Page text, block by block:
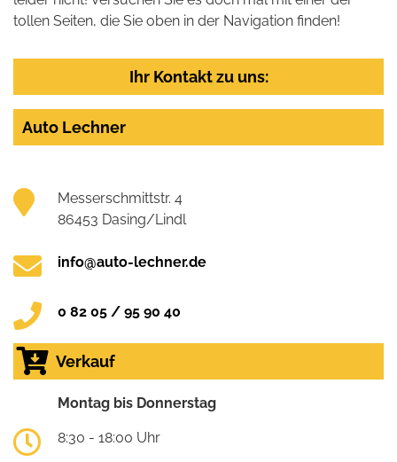
tollen Seiten, die Sie oben in der Navigation finden!
Ihr Kontakt zu uns:
Auto Lechner
Messerschmittstr. 4
86453 Dasing/Lindl
info@auto-lechner.de
0 82 05 / 95 90 40
Verkauf
Montag bis Donnerstag
8:30 - 18:00 Uhr